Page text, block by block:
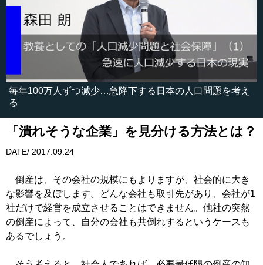
毎年100万人ずつ減少…急降下する日本の人口問題を考え
る
「潰れそうな企業」を見分ける方法とは？
DATE/ 2017.09.24
倒産は、その会社の規模にもよりますが、社会的に大き
な影響を及ぼします。どんな会社も取引先があり、会社が1
社だけで経営を成立させることはできません。他社の突然
の倒産によって、自分の会社も共倒れするというケースも
あるでしょう。